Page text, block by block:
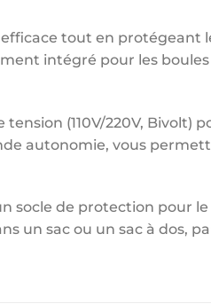
tout en protégeant
intégré pour les
(110V/220V, Bivolt)
autonomie, vous
socle de protection pour
un sac ou un sac à dos,